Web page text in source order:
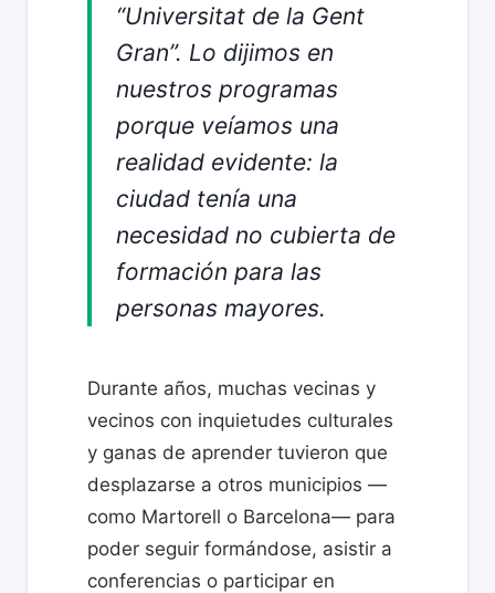
“Universitat de la Gent
Gran”. Lo dijimos en
nuestros programas
porque veíamos una
realidad evidente: la
ciudad tenía una
necesidad no cubierta de
formación para las
personas mayores.
Durante años, muchas vecinas y
vecinos con inquietudes culturales
y ganas de aprender tuvieron que
desplazarse a otros municipios —
como Martorell o Barcelona— para
poder seguir formándose, asistir a
conferencias o participar en